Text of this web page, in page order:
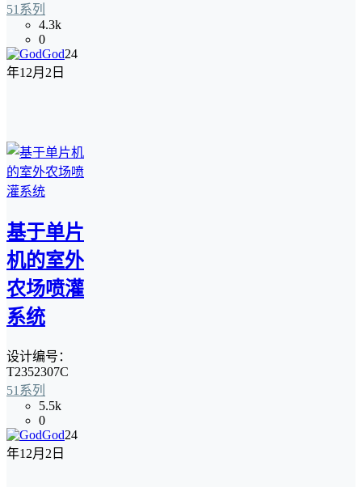
51系列
4.3k
0
God24
年12月2日
基于单片
机的室外
农场喷灌
系统
设计编号：
T2352307C
51系列
5.5k
0
God24
年12月2日